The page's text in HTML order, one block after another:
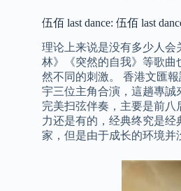
伍佰 last dance: 伍佰 last
理论上来说是没有多少人会
林》《突然的自我》等歌曲
然不同的刺激。 香港文匯
宇三位主角合演，這趟專誠
完美扫弦伴奏，主要是前
力还是有的，经典终究是
家，但是由于成长的环境并